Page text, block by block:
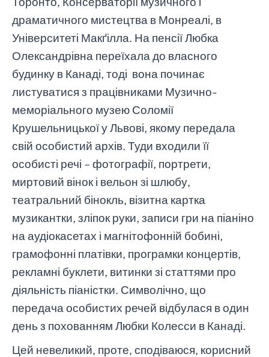
драматичного мистецтва в Монреалі, в
Університеті Макґілла. На пенсії Любка
Олександрівна переїхала до власного
будинку в Канаді, тоді вона починає
листуватися з працівниками Музично-
меморіального музею Соломії
Крушельницької у Львові, якому передала
свій особистий архів. Туди входили її
особисті речі – фотографії, портрети,
миртовий вінок і вельон зі шлюбу,
театральний бінокль, візитна картка
музикантки, зліпок руки, записи гри на піаніно
на аудіокасетах і магнітофонній бобині,
грамофонні платівки, програмки концертів,
рекламні буклети, витинки зі статтями про
діяльність піаністки. Символічно, що
передача особистих речей відбулася в один
день з похованням Любки Колесси в Канаді.
Цей невеликий, проте, сподіваюся, корисний